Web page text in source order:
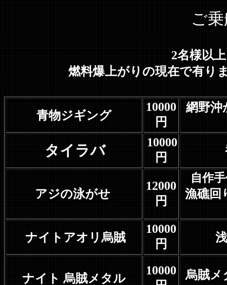
ご
2名様以
燃料爆上がりの現在で有り
青物ジギング
10000
円
網野沖
タイラバ
10000
円
アジの泳がせ
12000
円
自作
漁礁回
ナイトアオリ烏賊
10000
円
ナイト 烏賊メタル
10000
烏賊メ